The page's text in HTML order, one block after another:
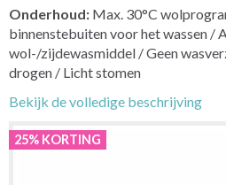
Onderhoud: Max. 30°C
binnenstebuiten voor het wassen /
wol-/zijdewasmiddel / Geen
drogen / Licht stomen
Bekijk de volledige beschrijving
25% KORTING